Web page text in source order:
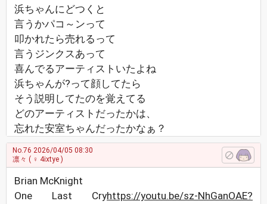
浜ちゃんにどつくと
言うかパコ～ンって
叩かれたら売れるって
言うジンクスあって
喜んでるアーティストいたよね
浜ちゃんが?って顔してたら
そう説明してたのを覚えてる
どのアーティストだったかは、
忘れた安室ちゃんだったかなぁ？
No.76 2026/04/05 08:30
凛々 ( ♀ 4ixtye )
Brian McKnight
One Last Cryhttps://youtu.be/sz-NhGanOAE?